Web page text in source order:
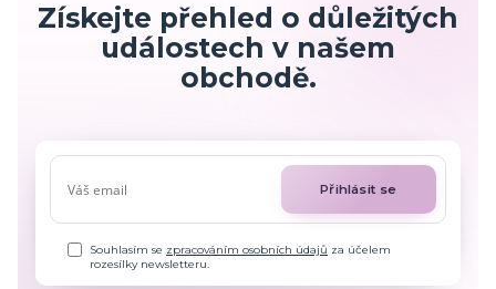
Získejte přehled o důležitých
událostech v našem
obchodě.
Přihlásit se
Souhlasím se zpracováním osobních údajů za účelem
rozesílky newsletteru.